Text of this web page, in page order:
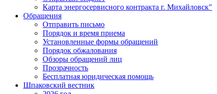
Карта энергосервисного контракта г. Михайловск"
Обращения
Отправить письмо
Порядок и время приема
Установленные формы обращений
Порядок обжалования
Обзоры обращений лиц
Прозрачность
Бесплатная юридическая помощь
Шпаковский вестник